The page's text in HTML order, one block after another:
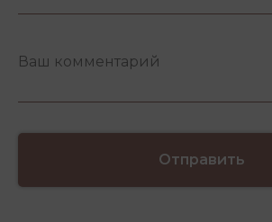
Отправить